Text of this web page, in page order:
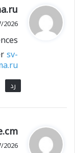
ي
ق
ل
09/07/2026
sv-
رد
ي
ق
09/07/2026